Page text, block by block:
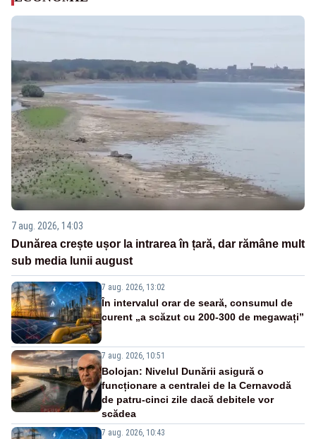
7 aug. 2026, 14:03
Dunărea crește ușor la intrarea în țară, dar rămâne mult
sub media lunii august
7 aug. 2026, 13:02
În intervalul orar de seară, consumul de
curent „a scăzut cu 200-300 de megawați”
7 aug. 2026, 10:51
Bolojan: Nivelul Dunării asigură o
funcționare a centralei de la Cernavodă
de patru-cinci zile dacă debitele vor
scădea
7 aug. 2026, 10:43